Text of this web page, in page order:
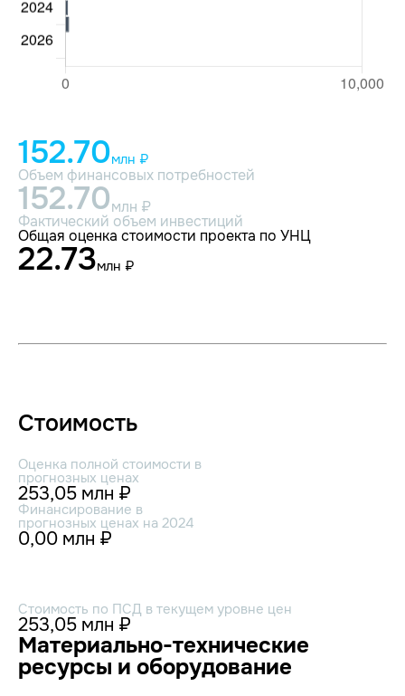
152.70млн ₽
Объем финансовых потребностей
152.70млн ₽
Фактический объем инвестиций
Общая оценка стоимости проекта по УНЦ
22.73млн ₽
Стоимость
Оценка полной стоимости в
прогнозных ценах
253,05 млн ₽
Финансирование в
прогнозных ценах на 2024
0,00 млн ₽
Стоимость по ПСД в текущем уровне цен
253,05 млн ₽
Материально-технические
ресурсы и оборудование